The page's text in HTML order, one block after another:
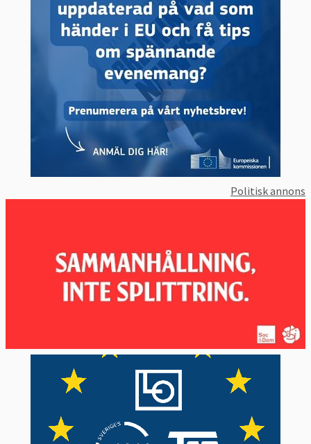
Politisk annons